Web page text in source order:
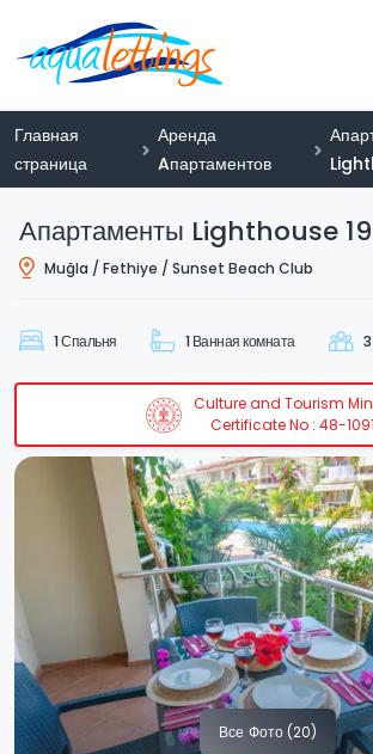
Главная
страница
Аренда
Aпартаментов
Апартаменты Lighthouse 19
Muğla / Fethiye / Sunset Beach Club
1 Спальня 1 Ванная комната
Culture and Tourism
Certificate No : 48-
Все Фото (20)